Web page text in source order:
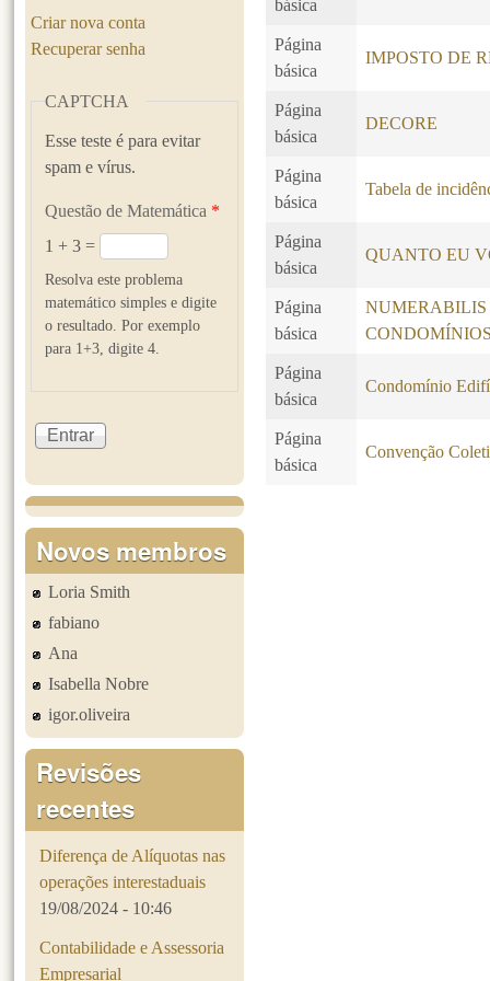
básica
Página
básica
IMPOSTO DE
Página
básica
DECORE
Página
básica
Tabela de
Página
básica
QUANTO EU
Página
básica
Página
básica
Condomínio
Página
básica
Convenção
Criar nova conta
Recuperar senha
CAPTCHA
Esse teste é para evitar
spam e vírus.
Questão de Matemática *
1 + 3 =
Resolva este problema
matemático simples e digite
o resultado. Por exemplo
para 1+3, digite 4.
Novos membros
Loria Smith
fabiano
Ana
Isabella Nobre
igor.oliveira
Revisões
recentes
Diferença de Alíquotas nas
operações interestaduais
19/08/2024 - 10:46
Contabilidade e Assessoria
Empresarial